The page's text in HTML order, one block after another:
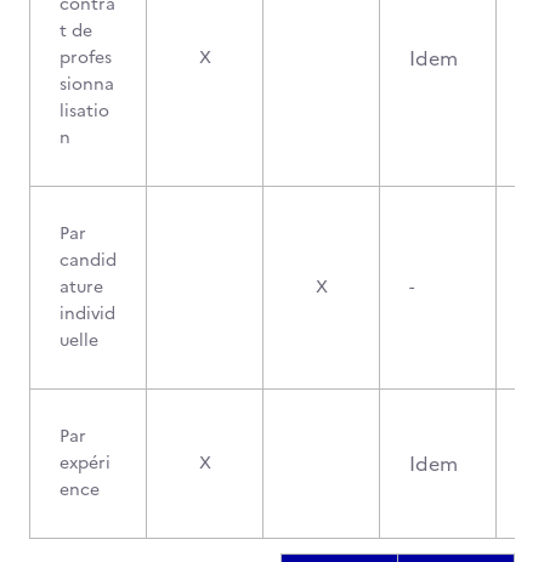
t de
profes
sionna
lisatio
n
X Idem
Par
candid
ature
individ
uelle
X -
Par
expéri
ence
X Idem